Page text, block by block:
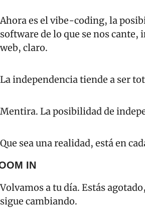
Ahora es el vibe-coding, la
software de lo que se nos cante,
web, claro.
La independencia tiende a ser
Mentira. La posibilidad de
Que sea una realidad, está en
IN
Volvamos a tu día. Estás
sigue cambiando.